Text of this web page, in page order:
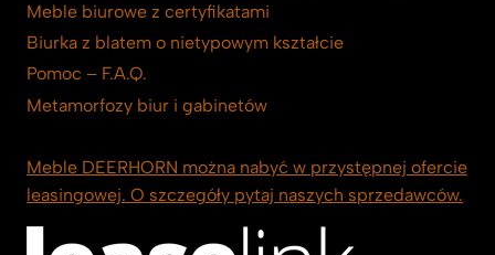
Meble biurowe z certyfikatami
Biurka z blatem o nietypowym kształcie
Pomoc – F.A.Q.
Metamorfozy biur i gabinetów
Meble DEERHORN można nabyć w przystępnej ofercie
leasingowej. O szczegóły pytaj naszych sprzedawców.